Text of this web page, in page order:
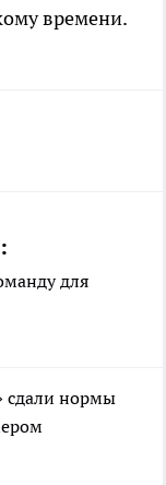
времени.
для
сдали нормы